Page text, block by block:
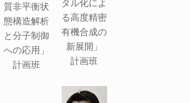
質非平衡状
態構造解析
と分子制御
への応用」
計画班
る高度精密
有機合成の
新展開」
計画班